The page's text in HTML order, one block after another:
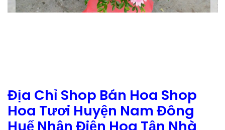
Địa Chỉ Shop Bán Hoa Shop
Hoa Tươi Huyện Nam Đông